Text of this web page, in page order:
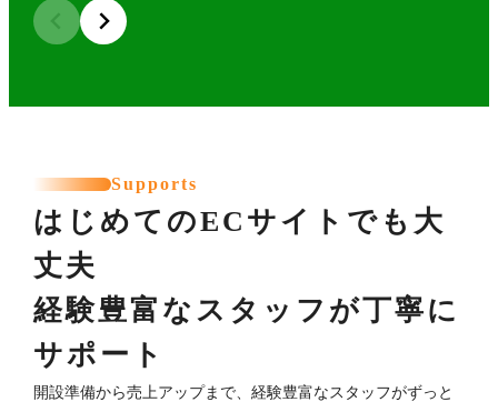
Supports
はじめてのECサイトでも大
丈夫
経験豊富なスタッフが丁寧に
サポート
開設準備から売上アップまで、経験豊富なスタッフがずっと